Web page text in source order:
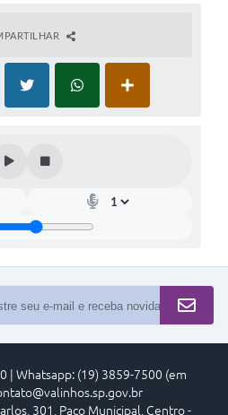
| Whatsapp: (19) 3859-7500 (em
301, Paço Municipal, Centro -